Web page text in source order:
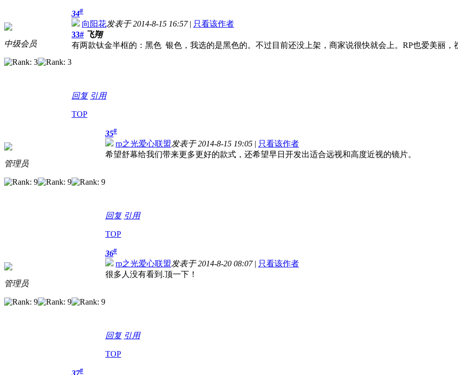
中级会员
34#
向阳花发表于 2014-8-15 16:57| 只看该作者
33# 飞翔
有两款钛金半框的：黑色 银色，我选的是黑色的。不过目前还没上架，商家说很快就会上。RP也爱美丽，
回复 引用
TOP
管理员
35#
rp之光爱心联盟发表于 2014-8-15 19:05 | 只看该作者
希望舒幕给我们带来更多更好的款式，还希望早日开发出适合远视和高度近视的镜片。
回复 引用
TOP
管理员
36#
rp之光爱心联盟发表于 2014-8-20 08:07| 只看该作者
很多人没有看到.顶一下！
回复 引用
TOP
#